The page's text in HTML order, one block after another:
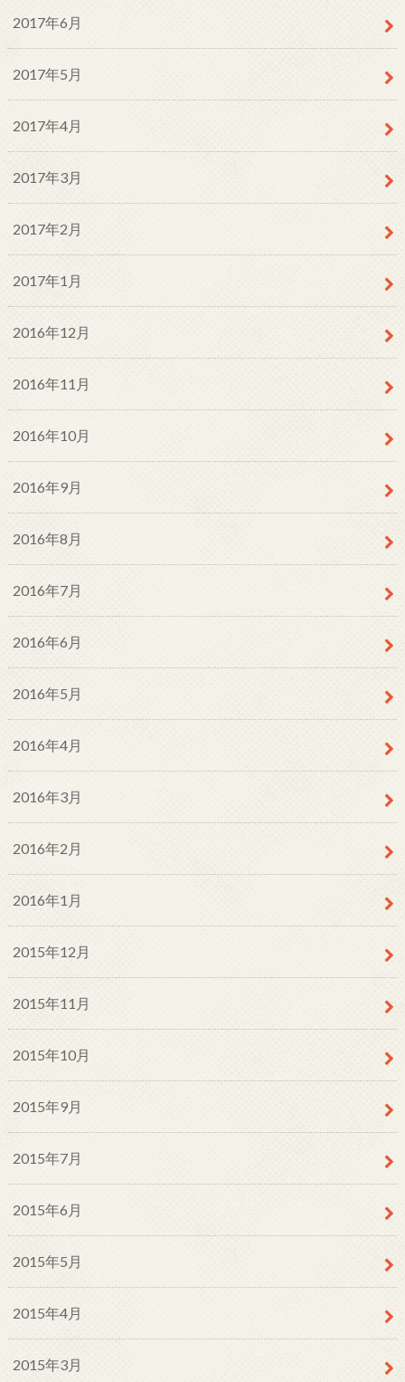
2017年6月
2017年5月
2017年4月
2017年3月
2017年2月
2017年1月
2016年12月
2016年11月
2016年10月
2016年9月
2016年8月
2016年7月
2016年6月
2016年5月
2016年4月
2016年3月
2016年2月
2016年1月
2015年12月
2015年11月
2015年10月
2015年9月
2015年7月
2015年6月
2015年5月
2015年4月
2015年3月